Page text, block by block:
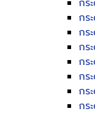
กร
กร
กร
กร
กร
กร
กร
กร